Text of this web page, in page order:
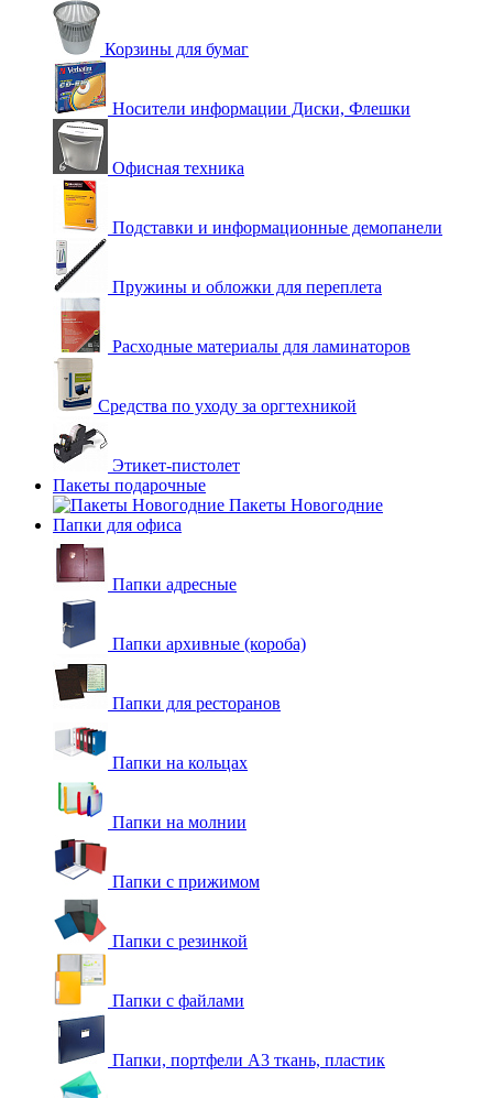
Корзины для бумаг
Носители информации Диски, Флешки
Офисная техника
Подставки и информационные демопанели
Пружины и обложки для переплета
Расходные материалы для ламинаторов
Средства по уходу за оргтехникой
Этикет-пистолет
Пакеты подарочные
Пакеты Новогодние
Папки для офиса
Папки адресные
Папки архивные (короба)
Папки для ресторанов
Папки на кольцах
Папки на молнии
Папки с прижимом
Папки с резинкой
Папки с файлами
Папки, портфели А3 ткань, пластик